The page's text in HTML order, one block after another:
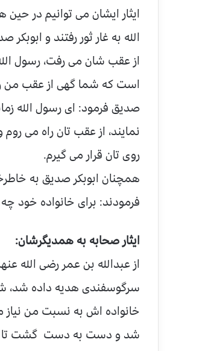
ایثار ایشان می توانیم در
الله به غار ثور رفتند و
از عقب شان می رفت، رسول
است که شما گهی از عقب من
صدیق فرمود: ای رسول الله
نمایند، از عقب تان راه می
روی تان قرار می گیرم.
همچنان ابوبکر صدیق به
فرمودند: برای خانواده خود
ایثار صحابه به همدیگرشان:
از عبدالله بن عمر رضی الله
سرگوسفندی هدیه داده شد،
خانواده اش به نسبت من نیاز
شد و دست به دست گشت تا